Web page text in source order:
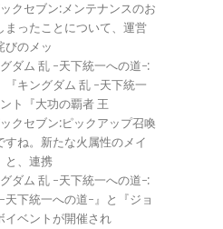
ックセブン:メンテナンスのお
まったことについて、運営
びのメッ
グダム 乱 -天下統一への道-:
『キングダム 乱 -天下統一
ト『大功の覇者 王
ックセブン:ピックアップ召喚
すね。新たな火属性のメイ
と、連携
グダム 乱 -天下統一への道-:
-天下統一への道-』と『ジョ
イベントが開催され